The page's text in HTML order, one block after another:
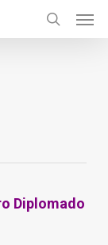
search
Diplomado